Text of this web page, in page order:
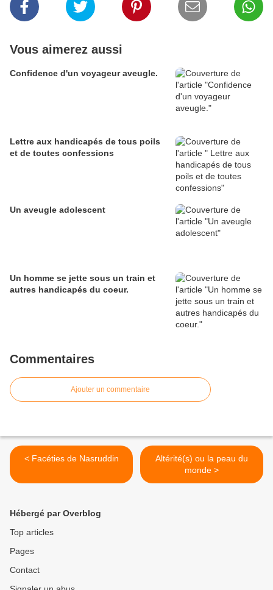
Vous aimerez aussi
Confidence d'un voyageur aveugle.
Lettre aux handicapés de tous poils
et de toutes confessions
Un aveugle adolescent
Un homme se jette sous un train et
autres handicapés du coeur.
Commentaires
Ajouter un commentaire
< Facéties de Nasruddin
Altérité(s) ou la peau du
monde >
Hébergé par Overblog
Top articles
Pages
Contact